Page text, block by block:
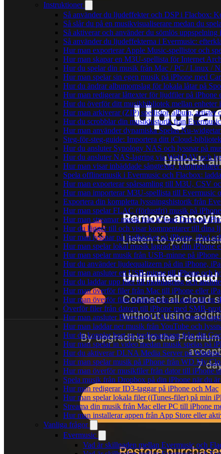
Instruktioner
Så använder du ljudeffekter och DSP i Flacbox:
Så slår du på en musikvisualiserare medan du
Så aktiverar och använder du sömlös uppspelning
Så använder du ljudeffekterna i Evermusic:
Hur man exporterar Apple Music-spellistor och
Hur man skapar en M3U-spellista för Internet
Hur du spelar din musik från Mac / PC / Linux /
Hur man spelar sin egen musik på iPhone med
Hur du ändrar albumomslag för lokala låtar på
Hur man redigerar låttexter för ljudfiler på iPhone
Hur du överför ditt musikbibliotek mellan enheter
Hur man arkiverar (ZIP) spellistor, album, artister
Hur du scrobblar din musikhistorik från
Hur man använder dynamiska Spelas Nu-
Steg-för-steg-guide: Importera ditt iCloud-
Hur du ansluter Synology NAS och lyssnar på
Hur du ansluter NAS-lagring via WebDAV och
Hur man visar inbäddade sångtexter,
Spela offlinemusik i Evermusic och Flacbox:
Hur man exporterar spårsamling till M3U, CSV
Hur man importerar M3U-spellista till Evermusic
Exportera din kompletta lyssningshistorik från
Hur man spelar FLAC (förlustfri) musik på iPhone
Hur man streamar musik från iCloud Drive på
Hur du lägger till och visar kommentarer till dina
Hur man lyssnar på ljudböcker på iPhone, iPad
Hur man spelar lokal musik lagrad pa din iPhone
Hur man spelar musik från USB-minne på
Hur du använder ljudequalizern på din iPhone,
Hur man ansluter ett USB-minne till iPhone och
Hur du laddar upp filer till molnlagring och
Hur man överför filer från Mac till iPhone eller
Hur man överför filer trådlöst från en dator till en
Överför filer från datorn till iPhone med SMB-
Hur man ansluter Bluesound VAULTs interna
Hur man laddar ner musik från YouTube och
Hur du kopplar bort en tredjepartsapp från ditt
Hur man spelar in video medan musik spelas på
Hur du aktiverar DLNA Media Server på
Hur man spelar musik på iPhone från WD My
Hur man överför musikfiler från dator till iPhone
Spela musik från Dropbox på din iPhone när du
Hur man redigerar ID3-taggar på iPhone och Mac
Hur man spelar lokala filer (iTunes-filer) på min
Streama din musik från Mac eller PC till iPhone
Hur man installerar appen från App Store eller
Vanliga frågor
Evermusic
Vad är skillnaden mellan Evermusic och